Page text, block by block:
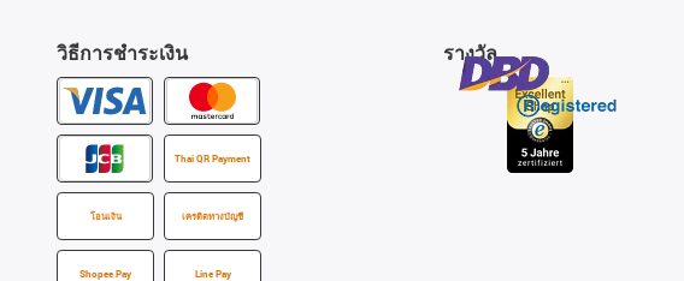
วิธีการชำระเงิน
Thai QR Payment
โอนเงิน เครดิตทางบัญชี
Shopee Pay Line Pay
รางวัล